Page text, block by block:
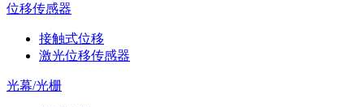
位移传感器
接触式位移
激光位移传感器
光幕/光栅